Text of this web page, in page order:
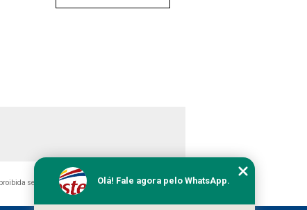
sem a autorização do autor. Crime de violação de
Olá! Fale agora pelo WhatsApp.